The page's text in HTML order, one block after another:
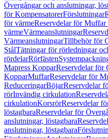
Övergångar och anslutningar,
för KompensatorerFörslutningar
för värmeReservdelar för Muffar
värmeVärmeanslutningar
VärmeanslutningarTillbehör för
StålTätningar för rörledningar
rördelarRörfästen
Mapress KopparReservdelar för
KopparMuffarReservdelar för
ReduceringarBöjarReservdelar
rörInvändig cirkulation
cirkulationKorsrörReservdelar
löstagbaraReservdelar för
anslutningar, löstagbara
anslutningar, löstagbara